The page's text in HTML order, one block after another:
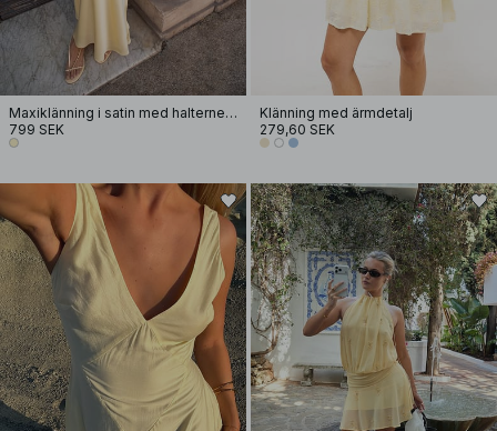
Maxiklänning i satin med halterneck
799 SEK
Klänning med ärmdetalj
279,60 SEK